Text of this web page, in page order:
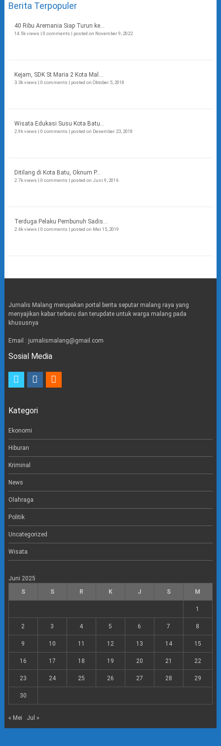
Berita Terpopuler
40 Ribu Aremania Siap Turun ke...
14.5k views | 0 comments | posted on November 9, 2022
Kejam, SDK St Maria 2 Kota Mal...
3.3k views | 0 comments | posted on Oktober 5, 2018
Wisata Edukasi Susu Kota Batu...
2.9k views | 0 comments | posted on Desember 23, 2018
Ditilang di Kota Batu, Oknum P...
2.7k views | 0 comments | posted on Juni 9, 2016
Terduga Pelaku Pembunuh Sadis...
2.6k views | 0 comments | posted on Mei 15, 2019
Jurnalis Malang merupakan portal berita seputar malang raya yang
menyajikan kabar terbaru dan terupdate untuk warga malang pada
khususnya
Email : jurnalismalang@gmail.com
Sosial Media
t
r
a
a
Kategori
Ekonomi
Hiburan
Kriminal
News
Olahraga
Politik
Uncategorized
Wisata
Juni 2025
S
S R K J S M
1
2 3 4 5 6 7 8
9 10 11 12 13 14 15
16 17 18 19 20 21 22
23 24 25 26 27 28 29
30
« Mei Jul »